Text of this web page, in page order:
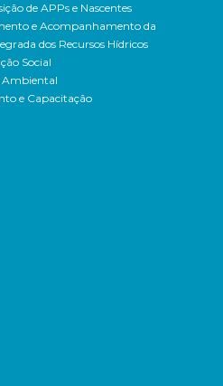
de APPs e Nascentes
e Acompanhamento da
dos Recursos Hídricos
Social
Ambiental
e Capacitação